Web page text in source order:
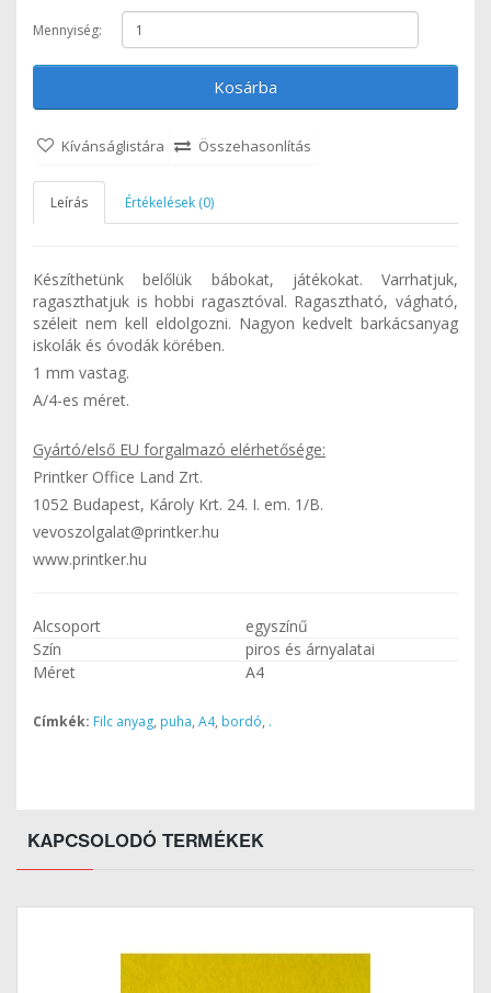
Mennyiség:
Kosárba
Kívánságlistára Összehasonlítás
Leírás Értékelések (0)
Készíthetünk belőlük bábokat, játékokat. Varrhatjuk,
ragaszthatjuk is hobbi ragasztóval. Ragasztható, vágható,
széleit nem kell eldolgozni. Nagyon kedvelt barkácsanyag
iskolák és óvodák körében.
1 mm vastag.
A/4-es méret.
Gyártó/első EU forgalmazó elérhetősége:
Printker Office Land Zrt.
1052 Budapest, Károly Krt. 24. I. em. 1/B.
vevoszolgalat@printker.hu
www.printker.hu
Alcsoport
egyszínű
Szín
piros és árnyalatai
Méret
A4
Címkék: Filc anyag, puha, A4, bordó, .
KAPCSOLODÓ TERMÉKEK